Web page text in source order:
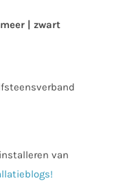
| zwart
van